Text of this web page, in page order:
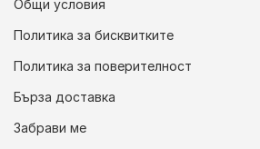
Общи условия
Политика за бисквитките
Политика за поверителност
Бърза доставка
Забрави ме